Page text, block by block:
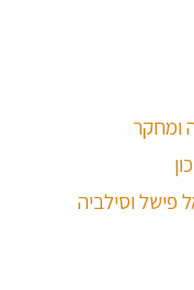
ומחקר
וסילביה